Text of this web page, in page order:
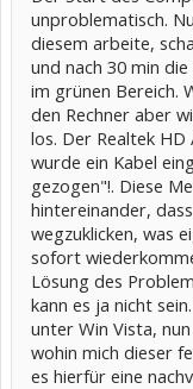
unproblematisch.
diesem arbeite,
und nach 30 min
im grünen Bereich.
den Rechner aber
los. Der Realtek
wurde ein Kabel
gezogen"!. Diese
hintereinander,
wegzuklicken, was
sofort
Lösung des
kann es ja nicht
unter Win Vista,
wohin mich dieser
es hierfür eine